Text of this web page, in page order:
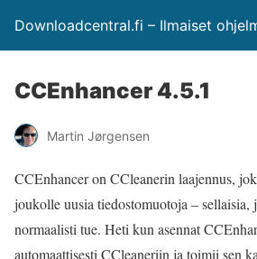
Downloadcentral.fi – Ilmaiset
CCEnhancer 4.5.1
Martin Jørgensen
CCEnhancer on CCleanerin laajennus,
joukolle uusia tiedostomuotoja – sellaisia,
normaalisti tue. Heti kun asennat
automaattisesti CCleaneriin ja toimii sen